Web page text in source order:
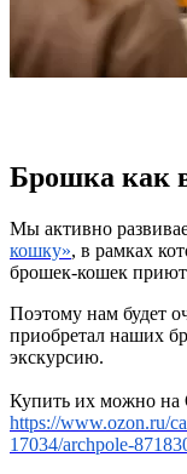
Брошка как
Мы активно
кошку», в рамках
брошек-кошек
Поэтому нам будет
приобретал наших
экскурсию.
Купить их можно на
https://www.ozon.ru/
17034/archpole-